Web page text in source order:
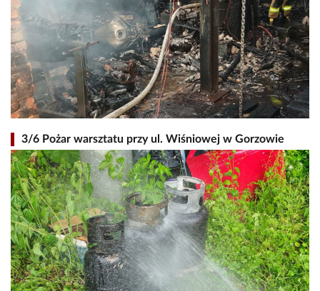
3/6 Pożar warsztatu przy ul. Wiśniowej w Gorzowie